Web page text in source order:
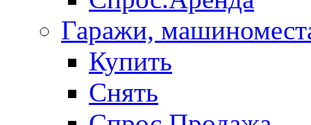
Гаражи,
Купить
Снять